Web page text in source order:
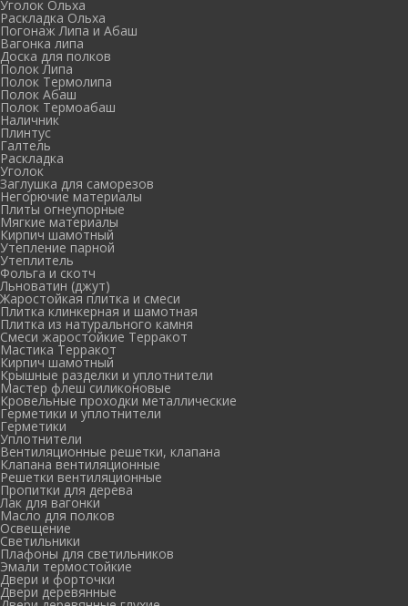
Уголок Ольха
Раскладка Ольха
Погонаж Липа и Абаш
Вагонка липа
Доска для полков
Полок Липа
Полок Термолипа
Полок Абаш
Полок Термоабаш
Наличник
Плинтус
Галтель
Раскладка
Уголок
Заглушка для саморезов
Негорючие материалы
Плиты огнеупорные
Мягкие материалы
Кирпич шамотный
Утепление парной
Утеплитель
Фольга и скотч
Льноватин (джут)
Жаростойкая плитка и смеси
Плитка клинкерная и шамотная
Плитка из натурального камня
Смеси жаростойкие Терракот
Мастика Терракот
Кирпич шамотный
Крышные разделки и уплотнители
Мастер флеш силиконовые
Кровельные проходки металлические
Герметики и уплотнители
Герметики
Уплотнители
Вентиляционные решетки, клапана
Клапана вентиляционные
Решетки вентиляционные
Пропитки для дерева
Лак для вагонки
Масло для полков
Освещение
Светильники
Плафоны для светильников
Эмали термостойкие
Двери и форточки
Двери деревянные